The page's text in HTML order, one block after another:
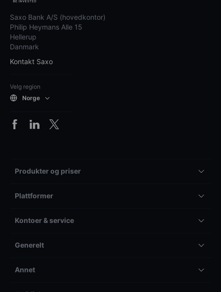
Saxo Bank A/S (hovedkontor)
Philip Heymans Alle 15
Hellerup
Danmark
Kontakt Saxo
Velg region
Norge
Produkter og priser
Plattformer
Kontoer & service
Generelt
Annet